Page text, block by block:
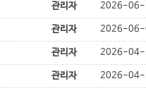
관리자 2026-06-
관리자 2026-06-
관리자 2026-04-
관리자 2026-04-